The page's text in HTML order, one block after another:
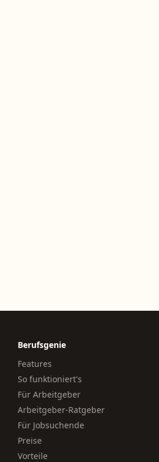
Berufsgenie
Features
So funktioniert's
Für Arbeitgeber
Arbeitgeber-Ratgeber
Für Jobsuchende
Preise
Vorteile